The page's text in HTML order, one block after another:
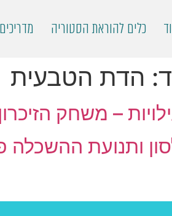
כלים להוראת הסטוריה
הדת הטבעית
– משחק
ותנועת ההשכלה